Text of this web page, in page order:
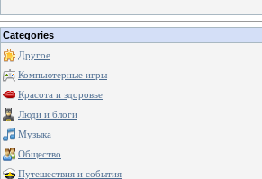
Categories
Другое
Компьютерные игры
Красота и здоровье
Люди и блоги
Музыка
Общество
Путешествия и события